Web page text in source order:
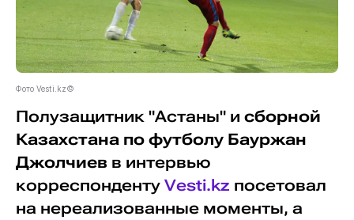
Фото Vesti.kz©
Полузащитник "Астаны" и сборной
Казахстана по футболу Бауржан
Джолчиев в интервью
корреспонденту Vesti.kz посетовал
на нереализованные моменты, а